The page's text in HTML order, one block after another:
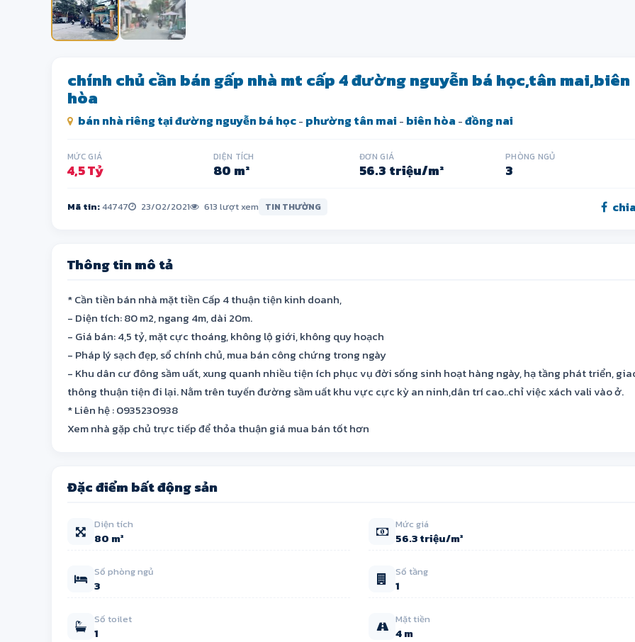
chính chủ cần bán gấp nhà mt cấp 4 đường nguyễn bá học,tân mai,biên
hòa
bán nhà riêng tại đường nguyễn bá học- phường tân mai - biên hòa -đồng nai
MỨC GIÁ
4,5 Tỷ
DIỆN TÍCH
80 m²
ĐƠN GIÁ
56.3 triệu/m²
PHÒNG NGỦ
3
Mã tin:44747 23/02/2021 613 lượt xem TIN THƯỜNG
Thông tin mô tả
* Cần tiền bán nhà mặt tiền Cấp 4 thuận tiện kinh doanh,
- Diện tích: 80 m2, ngang 4m, dài 20m.
- Giá bán: 4,5 tỷ, mặt cực thoáng, không lộ giới, không quy hoạch
- Pháp lý sạch đẹp, sổ chính chủ, mua bán công chứng trong ngày
- Khu dân cư đông sầm uất, xung quanh nhiều tiện ích phục vụ đời sống sinh hoạt hàng ngày, hạ tầng phát triển,
thông thuận tiện đi lại. Nằm trên tuyến đường sầm uất khu vực cực kỳ an ninh,dân trí cao..chỉ việc xách vali vào ở.
* Liên hệ : 0935230938
Xem nhà gặp chủ trực tiếp để thỏa thuận giá mua bán tốt hơn
Đặc điểm bất động sản
Diện tích
80 m²
Mức giá
56.3 triệu/m²
Số phòng ngủ
3
Số tầng
1
Số toilet
1
Mặt tiền
4 m